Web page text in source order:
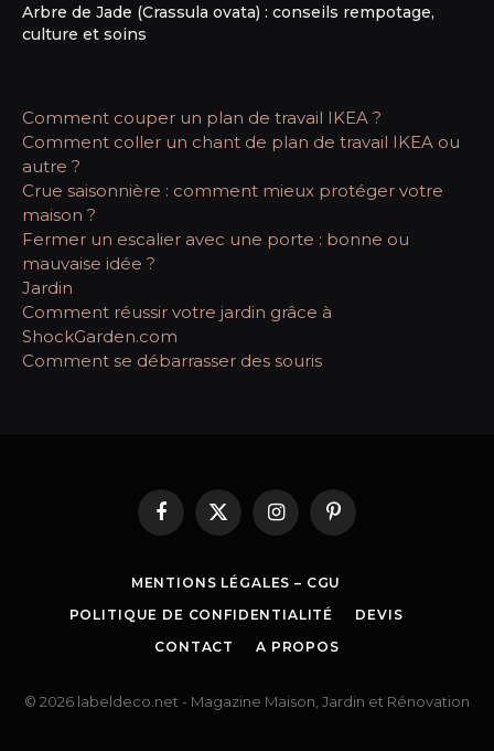
Arbre de Jade (Crassula ovata) : conseils rempotage,
culture et soins
Comment couper un plan de travail IKEA ?
Comment coller un chant de plan de travail IKEA ou
autre ?
Crue saisonnière : comment mieux protéger votre
maison ?
Fermer un escalier avec une porte : bonne ou
mauvaise idée ?
Jardin
Comment réussir votre jardin grâce à
ShockGarden.com
Comment se débarrasser des souris
Facebook
X
(Twitter)
InstagramPinterest
MENTIONS LÉGALES – CGU
POLITIQUE DE CONFIDENTIALITÉ
DEVIS
CONTACT
A PROPOS
© 2026 labeldeco.net - Magazine Maison, Jardin et Rénovation